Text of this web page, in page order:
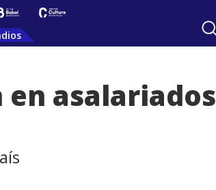
en asalariados